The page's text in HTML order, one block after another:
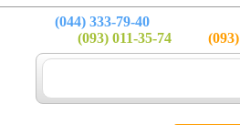
(044) 333-79-40
(093) 011-35-74 (093)